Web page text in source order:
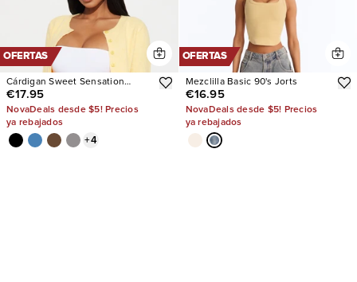
OFERTAS
Cárdigan Sweet Sensation
Cropped
€17.95
NovaDeals desde $5! Precios
ya rebajados
+4
OFERTAS
Mezclilla Basic 90's Jorts
€16.95
NovaDeals desde $5! Precios
ya rebajados